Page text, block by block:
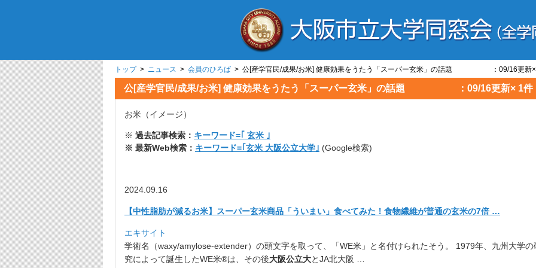
トップ> ニュース > 会員のひろば > 公[産学官民/成果/お米] 健康効果をうたう「スーパー玄米」の話題 ：09/16更新×
公[産学官民/成果/お米] 健康効果をうたう「スーパー玄米」の話題 ：09/16更新× 1件
お米（イメージ）
※ 過去記事検索： キーワード=｢ 玄米 ｣
※ 最新Web検索： キーワード=｢玄米 大阪公立大学｣ (Google検索)
2024.09.16
【中性脂肪が減るお米】スーパー玄米商品「ういまい」 食べてみた！食物繊維が普通の玄米の7倍 …
エキサイト
学術名（waxy/amylose-extender） の頭文字を取って、「WE米」と名付けられたそう。 1979年、九州大学の
究によって誕生したWE米®は、その後大阪公立大とJA北大阪 …